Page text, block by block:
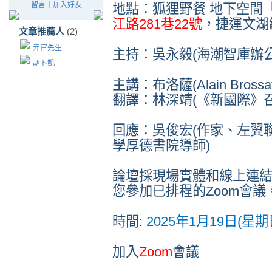
留言｜ 加入好友
文章推薦人 (2)
亓官先生
胡卜凱
地點：狐狸野餐 地下空間
江路281巷22號 ，捷運文
主持：吳永毅(海潮智庫辦
主講：布洛薩(Alain
翻譯：林深靖( 《新國際》
回應：吳俊宏(作家、左翼
學厚德書院導師)
論壇採現場實體和線上連
您參加已排程的Zoom會議
時間 : 2025年1月 19 日 (星期
加入Zoom會議